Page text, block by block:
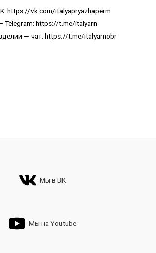
https://vk.com/italyapryazhaperm
https://t.me/italyarn
— чат: https://t.me/italyarnobr
Мы в ВК
Мы на Youtube